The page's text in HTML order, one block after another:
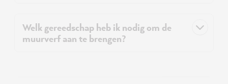
Welk gereedschap heb ik nodig om de
muurverf aan te brengen?